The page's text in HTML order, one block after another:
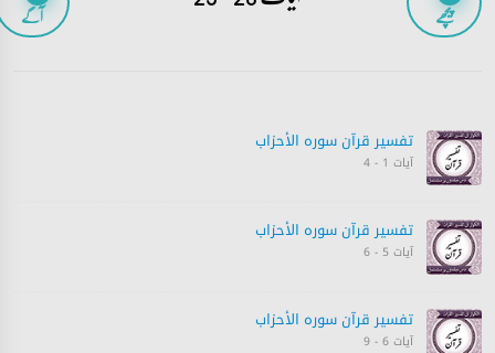
پیچھے آگے
تفسیر قرآن سورہ ‎الأحزاب‎
آیات 1 - 4
تفسیر قرآن سورہ ‎الأحزاب‎
آیات 5 - 6
تفسیر قرآن سورہ ‎الأحزاب‎
آیات 6 - 9